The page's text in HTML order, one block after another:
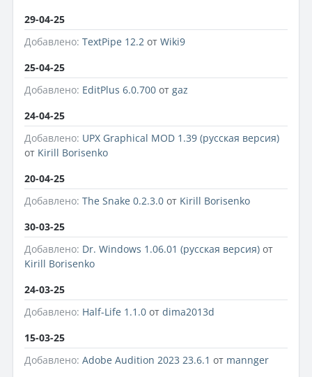
29-04-25
Добавлено: TextPipe 12.2 от Wiki9
25-04-25
Добавлено: EditPlus 6.0.700 от gaz
24-04-25
Добавлено: UPX Graphical MOD 1.39 (русская версия)
от Kirill Borisenko
20-04-25
Добавлено: The Snake 0.2.3.0 от Kirill Borisenko
30-03-25
Добавлено: Dr. Windows 1.06.01 (русская версия) от
Kirill Borisenko
24-03-25
Добавлено: Half-Life 1.1.0 от dima2013d
15-03-25
Добавлено: Adobe Audition 2023 23.6.1 от mannger